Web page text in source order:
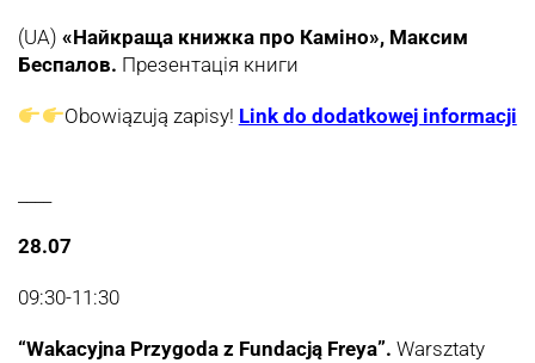
(UA) «Найкраща книжка про Каміно», Максим
Беспалов. Презентація книги
Obowiązują zapisy! Link do dodatkowej informacji
28.07
09:30-11:30
“Wakacyjna Przygoda z Fundacją Freya”. Warsztaty